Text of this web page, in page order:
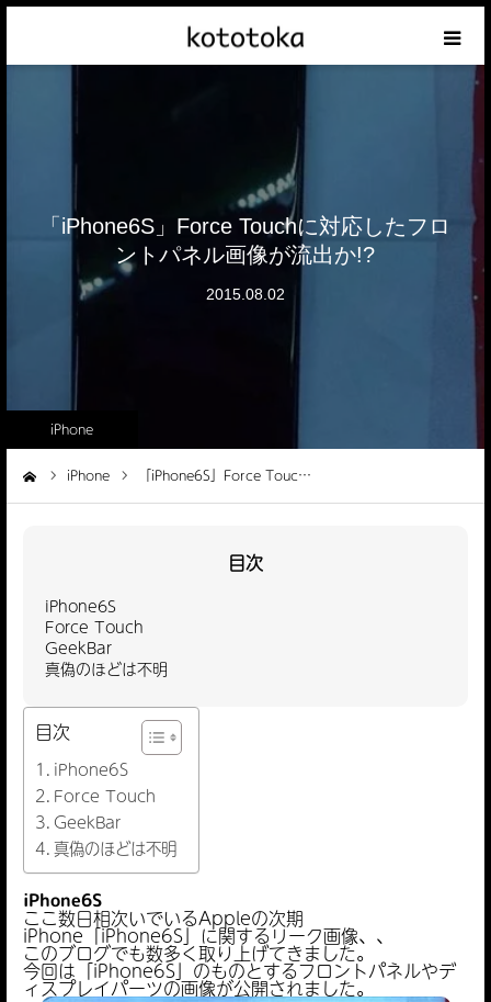
「iPhone6S」Force Touchに対応したフロ
ントパネル画像が流出か!?
2015.08.02
iPhone
iPhone 「iPhone6S」Force Touc…
目次
iPhone6S
Force Touch
GeekBar
真偽のほどは不明
目次
iPhone6S
Force Touch
GeekBar
真偽のほどは不明
iPhone6S
ここ数日相次いでいるAppleの次期
iPhone「iPhone6S」に関するリーク画像、、
このブログでも数多く取り上げてきました。
今回は「iPhone6S」のものとするフロントパネルやデ
ィスプレイパーツの画像が公開されました。
iPhoneの話
その他の話